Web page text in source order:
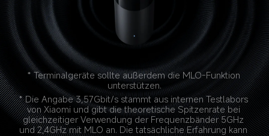
* Terminalgeräte sollte außerdem die MLO-Funktion
unterstützen.
* Die Angabe 3,57Gbit/s stammt aus internen Testlabors
von Xiaomi und gibt die theoretische Spitzenrate bei
gleichzeitiger Verwendung der Frequenzbänder 5GHz
und 2,4GHz mit MLO an. Die tatsächliche Erfahrung kann